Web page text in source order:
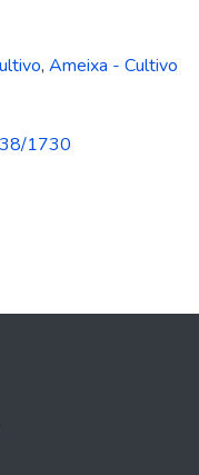
, Ameixa - Cultivo
1730